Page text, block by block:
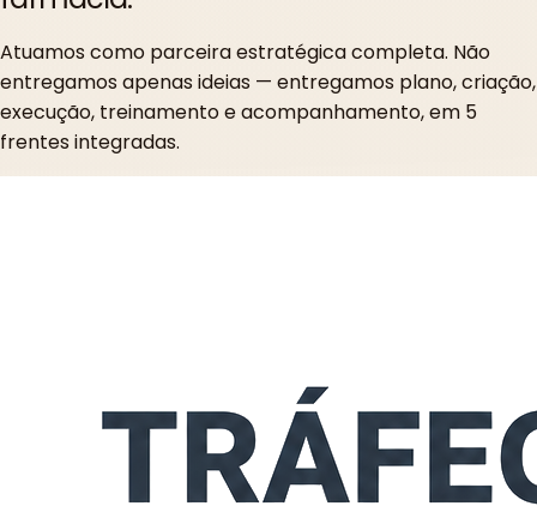
Atuamos como parceira estratégica completa. Não
entregamos apenas ideias — entregamos plano, criação,
execução, treinamento e acompanhamento, em 5
frentes integradas.